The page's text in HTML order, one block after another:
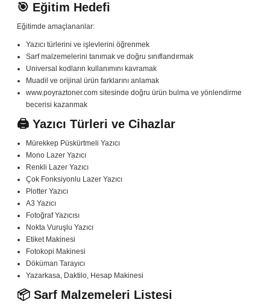
🎯 Eğitim Hedefi
Eğitimde amaçlananlar:
Yazıcı türlerini ve işlevlerini öğrenmek
Sarf malzemelerini tanımak ve doğru sınıflandırmak
Universal kodların kullanımını kavramak
Muadil ve orijinal ürün farklarını anlamak
www.poyraztoner.com sitesinde doğru ürün bulma ve yönlendirme
becerisi kazanmak
🖨️ Yazıcı Türleri ve Cihazlar
Mürekkep Püskürtmeli Yazıcı
Mono Lazer Yazıcı
Renkli Lazer Yazıcı
Çok Fonksiyonlu Lazer Yazıcı
Plotter Yazıcı
A3 Yazıcı
Fotoğraf Yazıcısı
Nokta Vuruşlu Yazıcı
Etiket Makinesi
Fotokopi Makinesi
Döküman Tarayıcı
Yazarkasa, Daktilo, Hesap Makinesi
📦 Sarf Malzemeleri Listesi